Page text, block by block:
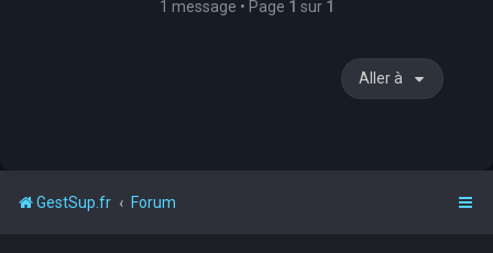
1 message • Page 1 sur 1
Aller à
GestSup.fr Forum